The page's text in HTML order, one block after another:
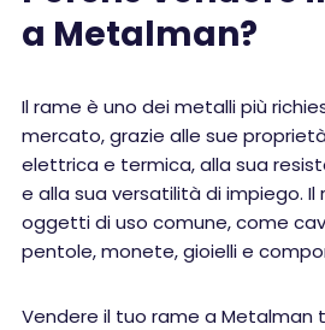
a Metalman?
Il rame è uno dei metalli più
mercato, grazie alle sue
elettrica e termica, alla sua
e alla sua versatilità di impiego.
oggetti di uso comune, come
pentole, monete, gioielli e
Vendere il tuo rame a Metalman